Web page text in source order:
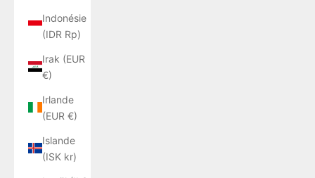
Indonésie
(IDR Rp)
Irak (EUR
€)
Irlande
(EUR €)
Islande
(ISK kr)